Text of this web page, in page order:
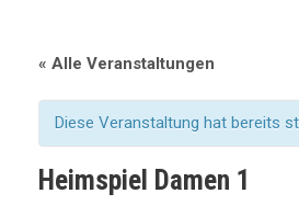
« Alle Veranstaltungen
Diese Veranstaltung hat bereits
Heimspiel Damen 1